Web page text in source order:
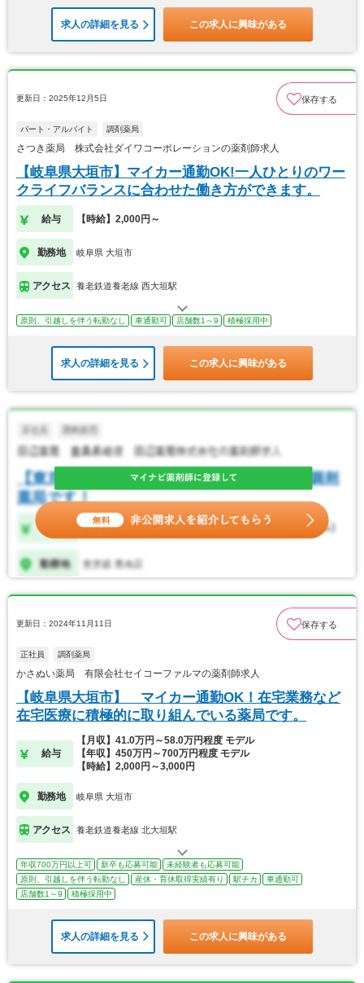
求人の詳細を見る この求人に興味がある
更新日：2025年12月5日 保存する
パート・アルバイト 調剤薬局
さつき薬局 株式会社ダイワコーポレーションの薬剤師求人
【岐阜県大垣市】マイカー通勤OK!一人ひとりのワー
クライフバランスに合わせた働き方ができます。
給与 【時給】2,000円～
勤務地 岐阜県 大垣市
アクセス 養老鉄道養老線 西大垣駅
原則、引越しを伴う転勤なし 車通勤可 店舗数1～9 積極採用中
求人の詳細を見る この求人に興味がある
更新日：2024年11月11日 保存する
正社員 調剤薬局
かさぬい薬局 有限会社セイコーファルマの薬剤師求人
【岐阜県大垣市】 マイカー通勤OK！在宅業務など
在宅医療に積極的に取り組んでいる薬局です。
給与
【月収】41.0万円～58.0万円程度 モデル
【年収】450万円～700万円程度 モデル
【時給】2,000円～3,000円
勤務地 岐阜県 大垣市
アクセス 養老鉄道養老線 北大垣駅
年収700万円以上可 新卒も応募可能
未経験者も応募可能
原則、引越しを伴う転勤なし
産休・育休取得実績有り 駅チカ
車通勤可
店舗数1～9
積極採用中
求人の詳細を見る この求人に興味がある